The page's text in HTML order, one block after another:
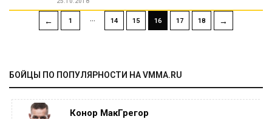
← 1 … 14 15 16 17 18 →
БОЙЦЫ ПО ПОПУЛЯРНОСТИ НА VMMA.RU
Конор МакГрегор